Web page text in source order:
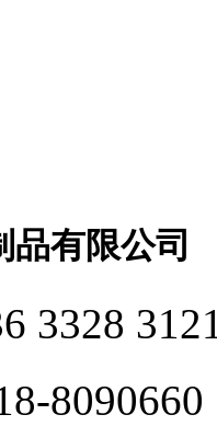
有限公司
3328
8090660